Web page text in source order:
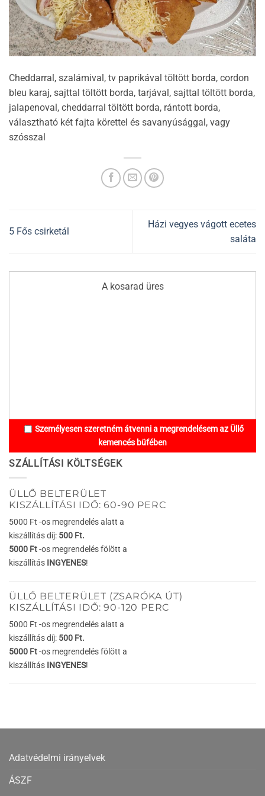
Cheddarral, szalámival, tv paprikával töltött borda, cordon
bleu karaj, sajttal töltött borda, tarjával, sajttal töltött borda,
jalapenoval, cheddarral töltött borda, rántott borda,
választható két fajta körettel és savanyúsággal, vagy
szósszal
5 Fős csirketál
Házi vegyes vágott ecetes
saláta
A kosarad üres
Személyesen szeretném átvenni a megrendelésem az Üllő
kemencés büfében
SZÁLLÍTÁSI KÖLTSÉGEK
ÜLLŐ BELTERÜLET
KISZÁLLÍTÁSI IDŐ: 60-90 PERC
5000 Ft -os megrendelés alatt a
kiszállítás díj: 500 Ft.
5000 Ft-os megrendelés fölött a
kiszállítás INGYENES!
ÜLLŐ BELTERÜLET (ZSARÓKA ÚT)
KISZÁLLÍTÁSI IDŐ: 90-120 PERC
5000 Ft -os megrendelés alatt a
kiszállítás díj: 500 Ft.
5000 Ft-os megrendelés fölött a
kiszállítás INGYENES!
Adatvédelmi irányelvek
ÁSZF